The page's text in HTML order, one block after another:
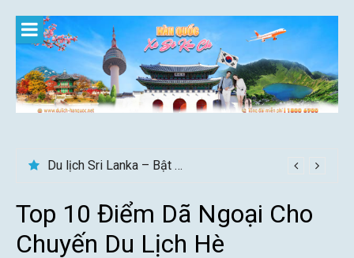
content
Du lịch Sri Lanka – Bật mí nên đi mùa nào đẹp
Gợi ý – Tháng 7 Hàn Quốc nên đi đâu, mặc gì đẹp?
Top 10 Điểm Dã Ngoại Cho
Chuyến Du Lịch Hè